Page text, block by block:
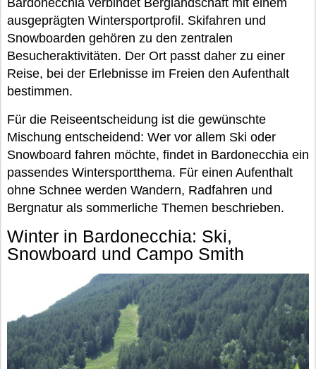
Bardonecchia verbindet Berglandschaft mit einem
ausgeprägten Wintersportprofil. Skifahren und
Snowboarden gehören zu den zentralen
Besucheraktivitäten. Der Ort passt daher zu einer
Reise, bei der Erlebnisse im Freien den Aufenthalt
bestimmen.
Für die Reiseentscheidung ist die gewünschte
Mischung entscheidend: Wer vor allem Ski oder
Snowboard fahren möchte, findet in Bardonecchia ein
passendes Wintersportthema. Für einen Aufenthalt
ohne Schnee werden Wandern, Radfahren und
Bergnatur als sommerliche Themen beschrieben.
Winter in Bardonecchia: Ski,
Snowboard und Campo Smith